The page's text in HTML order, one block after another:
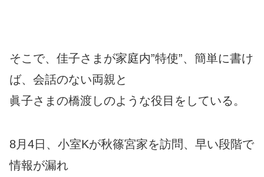
そこで、佳子さまが家庭内”特使”、簡単に書け
ば、会話のない両親と
眞子さまの橋渡しのような役目をしている。
8月4日、小室Kが秋篠宮家を訪問、早い段階で
情報が漏れ